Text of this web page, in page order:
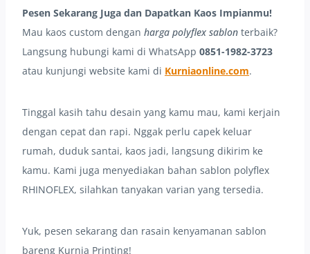
Pesen Sekarang Juga dan Dapatkan Kaos Impianmu!
Mau kaos custom dengan harga polyflex sablon terbaik?
Langsung hubungi kami di WhatsApp 0851-1982-3723
atau kunjungi website kami di Kurniaonline.com.
Tinggal kasih tahu desain yang kamu mau, kami kerjain
dengan cepat dan rapi. Nggak perlu capek keluar
rumah, duduk santai, kaos jadi, langsung dikirim ke
kamu. Kami juga menyediakan bahan sablon polyflex
RHINOFLEX, silahkan tanyakan varian yang tersedia.
Yuk, pesen sekarang dan rasain kenyamanan sablon
bareng Kurnia Printing!